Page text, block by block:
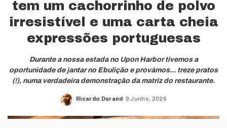
tem um cachorrinho de polvo
irresistível e uma carta cheia
expressões portuguesas
Durante a nossa estada no Upon Harbor tivemos a
oportunidade de jantar no Ebulição e provámos... treze pratos
(!), numa verdadeira demonstração da matriz do restaurante.
Posted
Ricardo Durand 9 Junho, 2026